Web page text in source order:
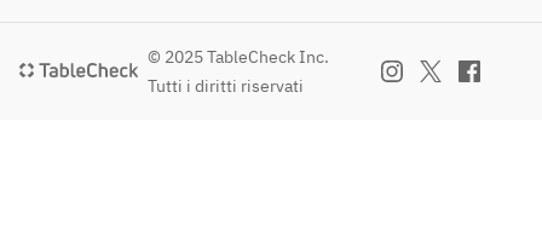
© 2025 TableCheck Inc.
Tutti i diritti riservati